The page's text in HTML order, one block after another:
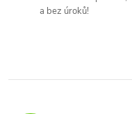
a bez úroků!